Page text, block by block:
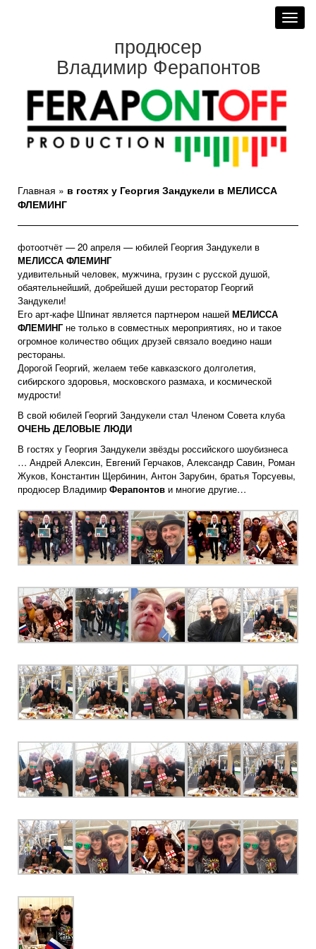
продюсер
Владимир Ферапонтов
Главная » в гостях у Георгия Зандукели в МЕЛИССА
ФЛЕМИНГ
фотоотчёт — 20 апреля — юбилей Георгия Зандукели в
МЕЛИССА ФЛЕМИНГ
удивительный человек, мужчина, грузин с русской душой,
обаятельнейший, добрейшей души ресторатор Георгий
Зандукели!
Его арт-кафе Шпинат является партнером нашей МЕЛИССА
ФЛЕМИНГне только в совместных мероприятиях, но и такое
огромное количество общих друзей связало воедино наши
рестораны.
Дорогой Георгий, желаем тебе кавказского долголетия,
сибирского здоровья, московского размаха, и космической
мудрости!
В свой юбилей Георгий Зандукели стал Членом Совета клуба
ОЧЕНЬ ДЕЛОВЫЕ ЛЮДИ
В гостях у Георгия Зандукели звёзды российского шоубизнеса
… Андрей Алексин, Евгений Герчаков, Александр Савин, Роман
Жуков, Константин Щербинин, Антон Зарубин, братья Торсуевы,
продюсер Владимир Ферапонтов и многие другие…